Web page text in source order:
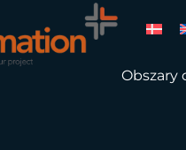
Obszary